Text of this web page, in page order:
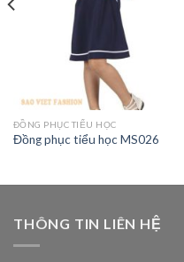
ĐỒNG PHỤC TIỂU HỌC
Đồng phục tiểu học MS026
THÔNG TIN LIÊN HỆ